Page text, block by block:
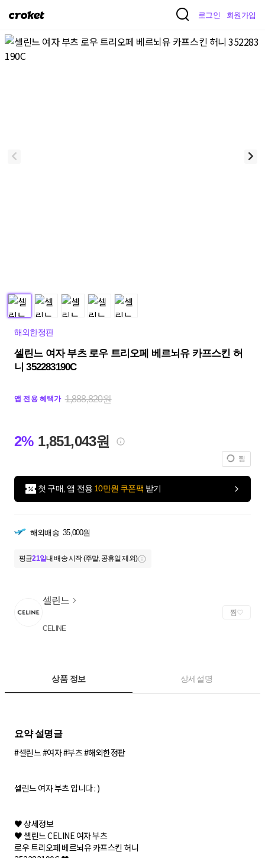
크
켓
로그인 회원가입
해외한정판
셀린느 여자 부츠 로우 트리오페 베르뇌유 카프스킨 허
니 352283190C
앱 전용 혜택가 1,888,820원
2% 1,851,043원
찜
첫 구매, 앱 전용 10만원 쿠폰팩 받기
해외배송 35,000원
평균21일내 배송 시작 (주말, 공휴일 제외)
셀린느
CELINE
찜
상품 정보 상세설명
요약 설명글
#셀린느 #여자 #부츠 #해외한정판
셀린느 여자 부츠 입니다 : )
♥ 상세정보
♥ 셀린느 CELINE 여자 부츠
로우 트리오페 베르뇌유 카프스킨 허니